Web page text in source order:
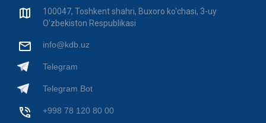
100047, Toshkent shahri, Buxoro ko'chasi, 3-uy
O'zbekiston Respublikasi
info@kdb.uz
Telegram
Telegram Bot
+998 78 120 80 00